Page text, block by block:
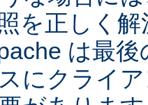
を正しく
は最
にクライ